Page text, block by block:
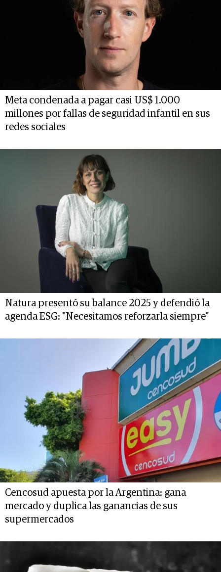
Meta condenada a pagar casi US$ 1.000
millones por fallas de seguridad infantil en sus
redes sociales
Natura presentó su balance 2025 y defendió la
agenda ESG: "Necesitamos reforzarla siempre"
Cencosud apuesta por la Argentina: gana
mercado y duplica las ganancias de sus
supermercados